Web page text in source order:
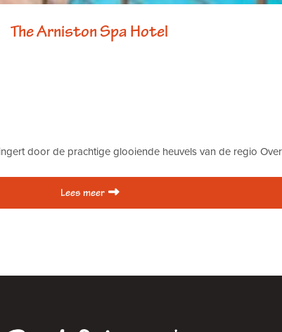
The Arniston Spa Hotel
door de prachtige glooiende heuvels van de regio
Lees meer